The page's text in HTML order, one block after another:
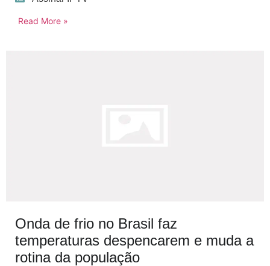
Read More »
Onda de frio no Brasil faz
temperaturas despencarem e muda a
rotina da população